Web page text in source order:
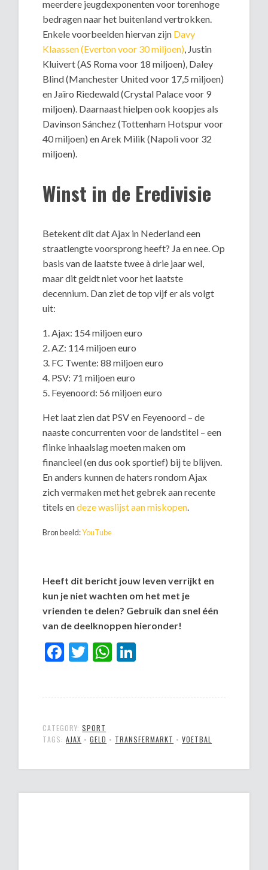
meerdere jeugdexponenten voor torenhoge
bedragen naar het buitenland vertrokken.
Enkele voorbeelden hiervan zijn Davy
Klaassen (Everton voor 30 miljoen), Justin
Kluivert (AS Roma voor 18 miljoen), Daley
Blind (Manchester United voor 17,5 miljoen)
en Jaïro Riedewald (Crystal Palace voor 9
miljoen). Daarnaast hielpen ook koopjes als
Davinson Sánchez (Tottenham Hotspur voor
40 miljoen) en Arek Milik (Napoli voor 32
miljoen).
Winst in de Eredivisie
Betekent dit dat Ajax in Nederland een
straatlengte voorsprong heeft? Ja en nee. Op
basis van de laatste twee à drie jaar wel,
maar dit geldt niet voor het laatste
decennium. Dan ziet de top vijf er als volgt
uit:
1. Ajax: 154 miljoen euro
2. AZ: 114 miljoen euro
3. FC Twente: 88 miljoen euro
4. PSV: 71 miljoen euro
5. Feyenoord: 56 miljoen euro
Het laat zien dat PSV en Feyenoord – de
naaste concurrenten voor de landstitel – een
flinke inhaalslag moeten maken om
financieel (en dus ook sportief) bij te blijven.
En anders kunnen de haters rondom Ajax
zich vermaken met het gebrek aan recente
titels endeze waslijst aan miskopen.
Bron beeld:YouTube
Heeft dit bericht jouw leven verrijkt en
kun je niet wachten om het met je
vrienden te delen? Gebruik dan snel één
van de deelknoppen hieronder!
Facebook
TwitterWhatsApp
CATEGORY:SPORT
TAGS:AJAX •GELD • TRANSFERMARKT •VOETBAL